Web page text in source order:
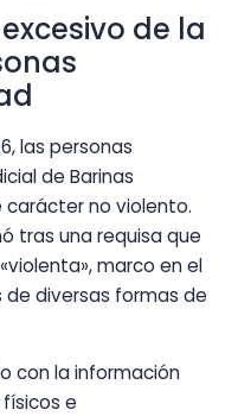
de la
las personas
de Barinas
carácter no violento.
tras una requisa que
marco en el
diversas formas de
con la información
e